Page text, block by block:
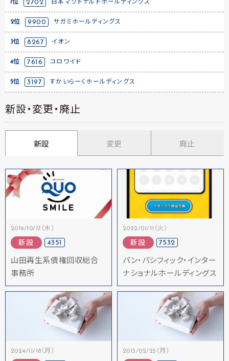
1位 2702 日本マクドナルドホールディングス
2位 9900 サガミホールディングス
3位 8267 イオン
4位 7616 コロワイド
5位 3197 すかいらーくホールディングス
新設・変更・廃止
新設 変更 廃止
2019/10/17（木）
新設 4351
山田再生系債権回収総合
事務所
2022/01/11（火）
新設 7532
パン・パシフィック・インター
ナショナルホールディングス
2024/11/18（月） 2013/02/25（月）